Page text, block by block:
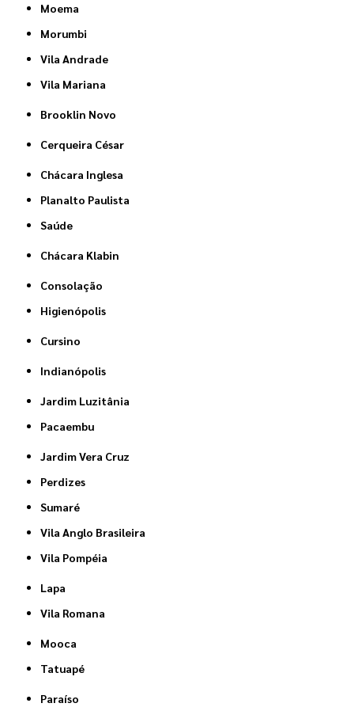
Moema
Morumbi
Vila Andrade
Vila Mariana
Brooklin Novo
Cerqueira César
Chácara Inglesa
Planalto Paulista
Saúde
Chácara Klabin
Consolação
Higienópolis
Cursino
Indianópolis
Jardim Luzitânia
Pacaembu
Jardim Vera Cruz
Perdizes
Sumaré
Vila Anglo Brasileira
Vila Pompéia
Lapa
Vila Romana
Mooca
Tatuapé
Paraíso